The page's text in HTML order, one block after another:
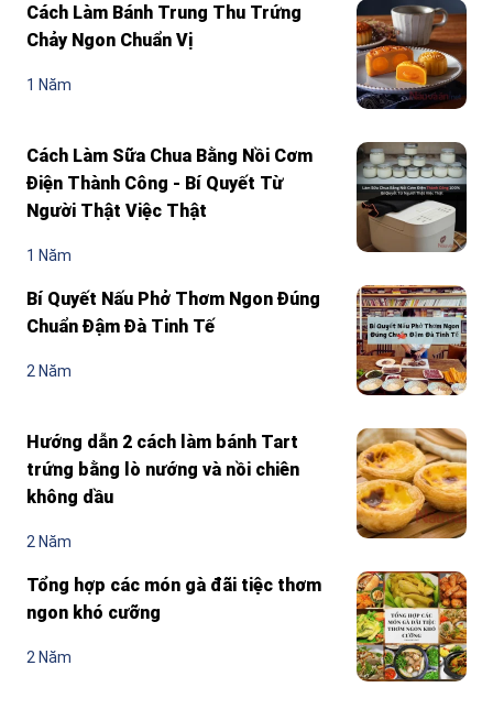
Cách Làm Bánh Trung Thu Trứng
Chảy Ngon Chuẩn Vị
1 Năm
Cách Làm Sữa Chua Bằng Nồi Cơm
Điện Thành Công - Bí Quyết Từ
Người Thật Việc Thật
1 Năm
Bí Quyết Nấu Phở Thơm Ngon Đúng
Chuẩn Đậm Đà Tinh Tế
2 Năm
Hướng dẫn 2 cách làm bánh Tart
trứng bằng lò nướng và nồi chiên
không dầu
2 Năm
Tổng hợp các món gà đãi tiệc thơm
ngon khó cưỡng
2 Năm